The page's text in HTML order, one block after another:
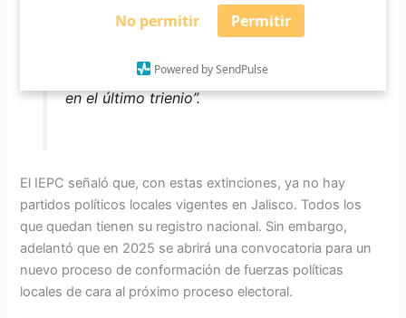
No permitir Permitir
Powered by SendPulse
locales que participaron en los dos
últimos procesos electorales y de esta
abanico de opciones políticas en Jalisco
en el último trienio”.
El IEPC señaló que, con estas extinciones, ya no hay
partidos políticos locales vigentes en Jalisco. Todos los
que quedan tienen su registro nacional. Sin embargo,
adelantó que en 2025 se abrirá una convocatoria para un
nuevo proceso de conformación de fuerzas políticas
locales de cara al próximo proceso electoral.